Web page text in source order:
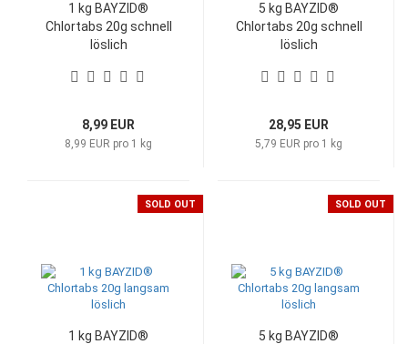
1 kg BAYZID®
Chlortabs 20g schnell
löslich
8,99 EUR
8,99 EUR pro 1 kg
5 kg BAYZID®
Chlortabs 20g schnell
löslich
28,95 EUR
5,79 EUR pro 1 kg
SOLD OUT
1 kg BAYZID®
SOLD OUT
5 kg BAYZID®